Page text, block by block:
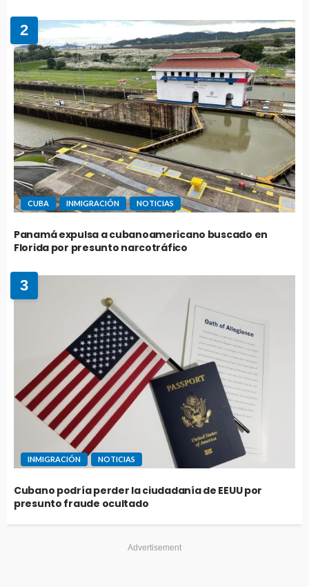
2
CUBA INMIGRACIÓN NOTICIAS
Panamá expulsa a cubanoamericano buscado en
Florida por presunto narcotráfico
3
INMIGRACIÓN NOTICIAS
Cubano podría perder la ciudadanía de EEUU por
presunto fraude ocultado
Advertisement